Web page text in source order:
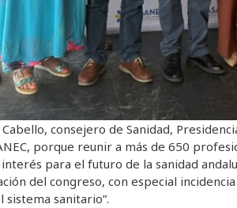
consejero de Sanidad,
porque reunir a más de 650
para el futuro de la sanidad
del congreso, con especial
sanitario”.